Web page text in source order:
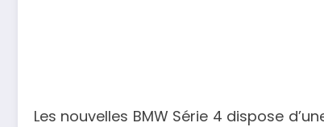
Les nouvelles BMW Série 4 dispose